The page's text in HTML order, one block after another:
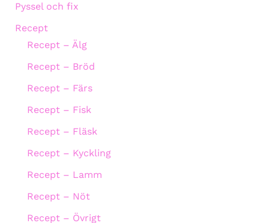
Pyssel och fix
Recept
Recept – Älg
Recept – Bröd
Recept – Färs
Recept – Fisk
Recept – Fläsk
Recept – Kyckling
Recept – Lamm
Recept – Nöt
Recept – Övrigt